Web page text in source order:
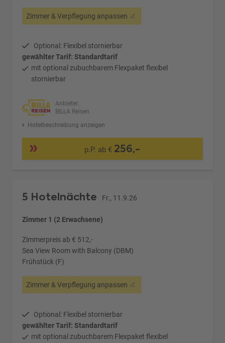
Zimmer & Verpflegung anpassen
Optional: Flexibel stornierbar
gewählter Tarif: Standardtarif
mit optional zubuchbarem Flexpaket flexibel
stornierbar
Anbieter:
BILLA Reisen
Hotelbeschreibung anzeigen
p.P. ab € 256,-
5 Hotelnächte Fr., 11.9.26
Zimmer 1 (2 Erwachsene)
Zimmerpreis ab € 512,-
Sea View Room with Balcony (DBM)
Frühstück (F)
Zimmer & Verpflegung anpassen
Optional: Flexibel stornierbar
gewählter Tarif: Standardtarif
mit optional zubuchbarem Flexpaket flexibel